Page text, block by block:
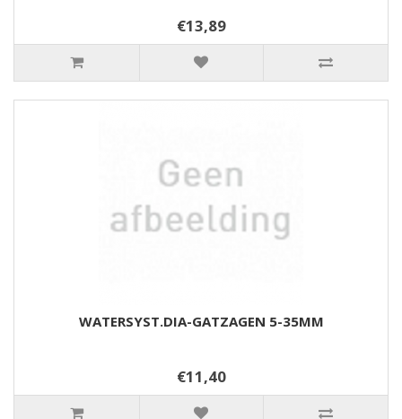
€13,89
WATERSYST.DIA-GATZAGEN 5-35MM
€11,40